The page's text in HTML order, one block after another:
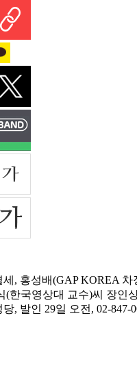
, 홍성배(GAP KOREA 차
(한국영상대 교수)씨 장인
, 발인 29일 오전, 02-847-